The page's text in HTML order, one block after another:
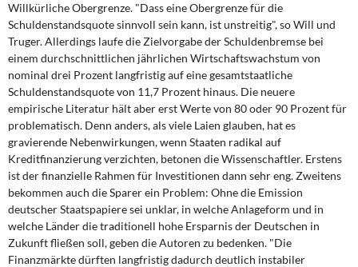
Willkürliche Obergrenze. "Dass eine Obergrenze für die
Schuldenstandsquote sinnvoll sein kann, ist unstreitig", so Will und
Truger. Allerdings laufe die Zielvorgabe der Schuldenbremse bei
einem durchschnittlichen jährlichen Wirtschaftswachstum von
nominal drei Prozent langfristig auf eine gesamtstaatliche
Schuldenstandsquote von 11,7 Prozent hinaus. Die neuere
empirische Literatur hält aber erst Werte von 80 oder 90 Prozent für
problematisch. Denn anders, als viele Laien glauben, hat es
gravierende Nebenwirkungen, wenn Staaten radikal auf
Kreditfinanzierung verzichten, betonen die Wissenschaftler. Erstens
ist der finanzielle Rahmen für Investitionen dann sehr eng. Zweitens
bekommen auch die Sparer ein Problem: Ohne die Emission
deutscher Staatspapiere sei unklar, in welche Anlageform und in
welche Länder die traditionell hohe Ersparnis der Deutschen in
Zukunft fließen soll, geben die Autoren zu bedenken. "Die
Finanzmärkte dürften langfristig dadurch deutlich instabiler